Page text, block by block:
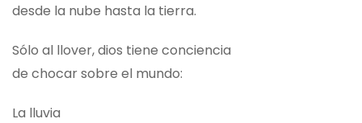
desde la nube hasta la tierra.
Sólo al llover, dios tiene conciencia
de chocar sobre el mundo:
La lluvia